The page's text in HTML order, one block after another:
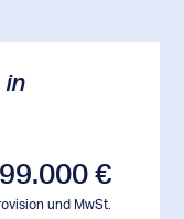
€
und MwSt.
in